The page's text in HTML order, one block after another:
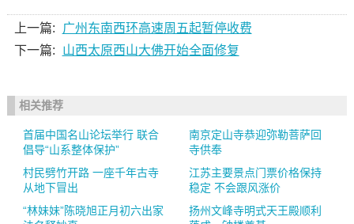
上一篇:
广州东南西环高速周五起暂停收费
下一篇:
山西太原西山大佛开始全面修复
相关推荐
首届中国名山论坛举行 联合
倡导“山系整体保护”
南京定山寺恭迎弥勒菩萨回
寺供奉
村民劈竹开路 一座千年古寺
从地下冒出
江苏主要景点门票价格保持
稳定 不会跟风涨价
“林妹妹”陈晓旭正月初六出家
扬州文峰寺明式天王殿顺利